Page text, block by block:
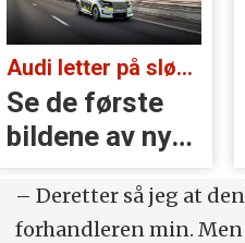
Audi letter på sløret:
Se de første
bildene av nye
A2 e-tron
– Deretter så jeg at
forhandleren min.